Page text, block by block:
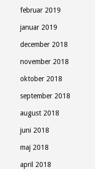
februar 2019
januar 2019
december 2018
november 2018
oktober 2018
september 2018
august 2018
juni 2018
maj 2018
april 2018